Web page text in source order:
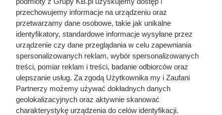
Pizza mrożona
Feliciana, 315-
445 g
2+1 za 1 zł
Warzywa na
patelnię, do
piekarnika,
mrożone,
Frosta, 400 g
2+1 za 1 zł
Wszystkie
maślanki
2+1 za 1 grosz
przechowujemy informacje na urządzeniu oraz
przetwarzamy dane osobowe, takie jak unikalne
identyfikatory, standardowe informacje wysyłane przez
urządzenie czy dane przeglądania w celu zapewniania
spersonalizowanych reklam, wybór spersonalizowanych
treści, pomiar reklam i treści, badanie odbiorców oraz
ulepszanie usług. Za zgodą Użytkownika my i Zaufani
Partnerzy możemy używać dokładnych danych
geolokalizacyjnych oraz aktywnie skanować
charakterystykę urządzenia do celów identyfikacji.